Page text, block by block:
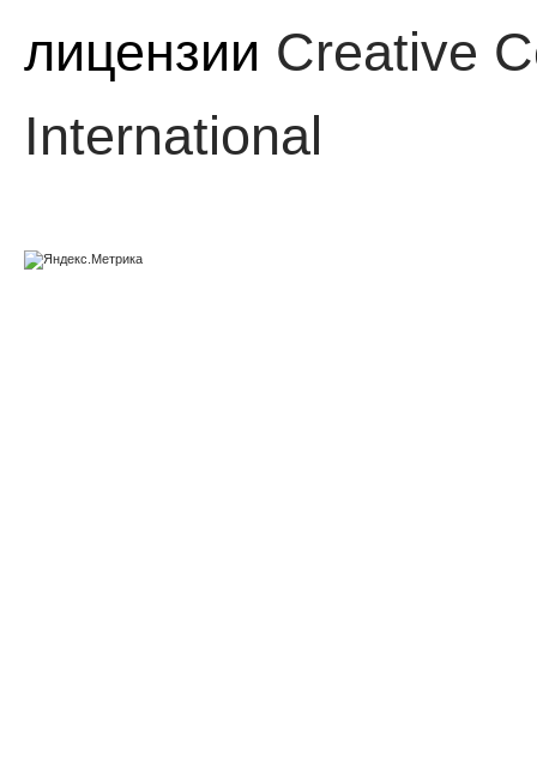
лицензии Creative
International